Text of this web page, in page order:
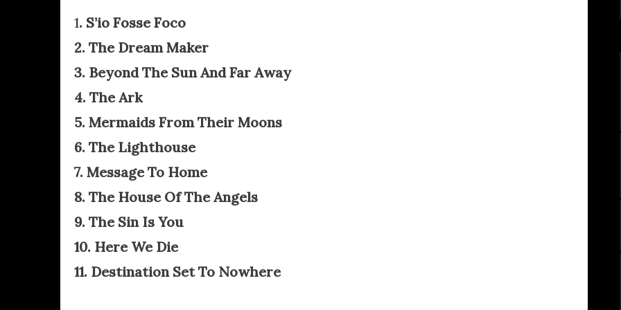
1. S’io Fosse Foco
2. The Dream Maker
3. Beyond The Sun And Far Away
4. The Ark
5. Mermaids From Their Moons
6. The Lighthouse
7. Message To Home
8. The House Of The Angels
9. The Sin Is You
10. Here We Die
11. Destination Set To Nowhere